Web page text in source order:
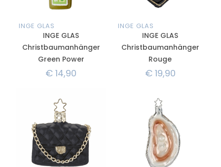
INGE GLAS
INGE GLAS
Christbaumanhänger
Green Power
€ 14,90
INGE GLAS
INGE GLAS
Christbaumanhänger
Rouge
€19,90